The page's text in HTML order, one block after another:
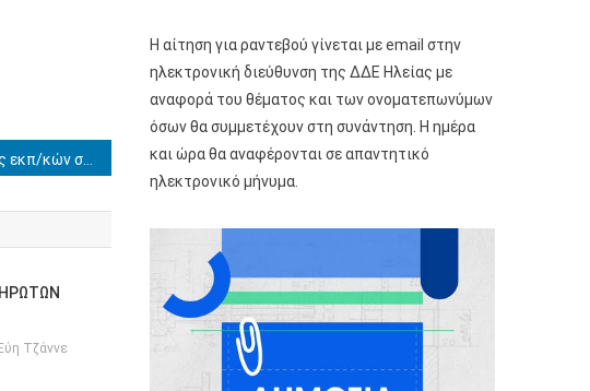
Εύη Τζάννε
Η αίτηση για ραντεβού γίνεται με email στην
ηλεκτρονική διεύθυνση της ΔΔΕ Ηλείας με
αναφορά του θέματος και των ονοματεπωνύμων
όσων θα συμμετέχουν στη συνάντηση. Η ημέρα
και ώρα θα αναφέρονται σε απαντητικό
ηλεκτρονικό μήνυμα.